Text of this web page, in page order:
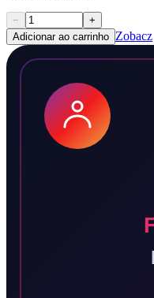
−
+
Adicionar ao carrinho Zobacz